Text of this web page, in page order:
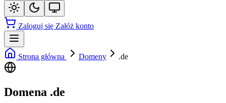
Zaloguj się Załóż konto
Strona główna Domeny .de
Domena .de